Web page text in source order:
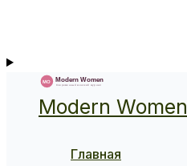
Modern Women
Главная